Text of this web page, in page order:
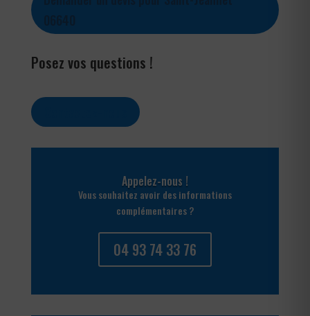
Posez vos questions !
Appelez-nous !
Vous souhaitez avoir des informations
complémentaires ?
04 93 74 33 76